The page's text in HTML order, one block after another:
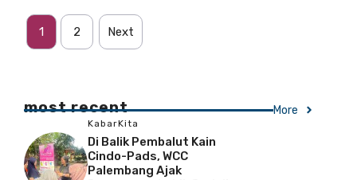
1 2 Next
most recent More
KabarKita
Di Balik Pembalut Kain
Cindo-Pads, WCC
Palembang Ajak